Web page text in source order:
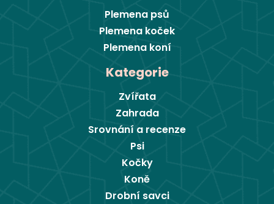
Plemena psů
Plemena koček
Plemena koní
Kategorie
Zvířata
Zahrada
Srovnání a recenze
Psi
Kočky
Koně
Drobní savci